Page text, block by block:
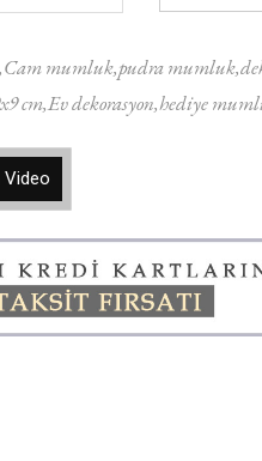
Cam mumluk pudra mumluk
cmEv dekorasyon hediye
Video